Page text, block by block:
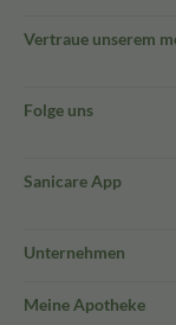
Vertraue unserem
Folge uns
Sanicare App
Unternehmen
Meine Apotheke